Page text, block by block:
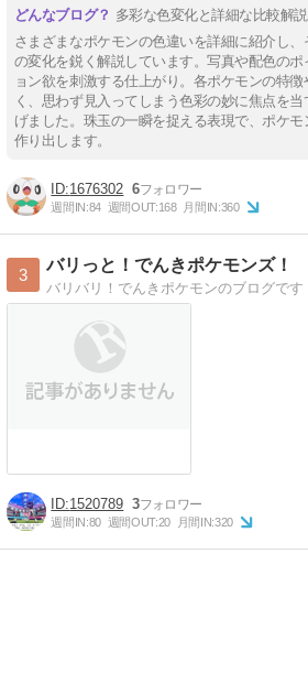
多彩な色変化と詳細な比較解説
さまざまなポケモンの色違いを詳細に紹介し
の変化を鋭く解説しています。写真や配色の
ョン欲を刺激する仕上がり。各ポケモンの特
く、思わず見入ってしまう色彩の妙に焦点を
げました。珠玉の一瞬を捉える表現で、ポケ
作り出します。
1676302 6
週間IN:84 週間OUT:168 月間IN:360
3
バリっと！でんきポケモンズ！
バリバリ！でんきポケモンのブログです
1520789 3
週間IN:80 週間OUT:20 月間IN:320